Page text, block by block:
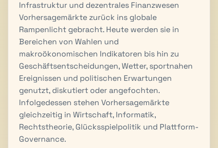
Infrastruktur und dezentrales Finanzwesen
Vorhersagemärkte zurück ins globale
Rampenlicht gebracht. Heute werden sie in
Bereichen von Wahlen und
makroökonomischen Indikatoren bis hin zu
Geschäftsentscheidungen, Wetter, sportnahen
Ereignissen und politischen Erwartungen
genutzt, diskutiert oder angefochten.
Infolgedessen stehen Vorhersagemärkte
gleichzeitig in Wirtschaft, Informatik,
Rechtstheorie, Glücksspielpolitik und Plattform-
Governance.